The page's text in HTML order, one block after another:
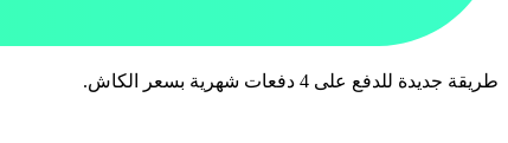
طريقة جديدة للدفع على 4 دفعات شهرية بسعر الكاش.